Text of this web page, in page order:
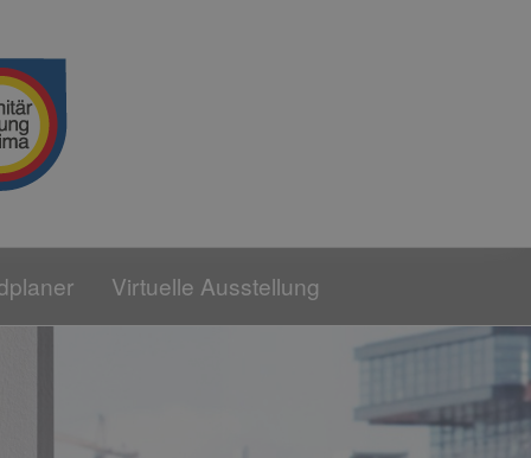
Virtuelle Ausstellung